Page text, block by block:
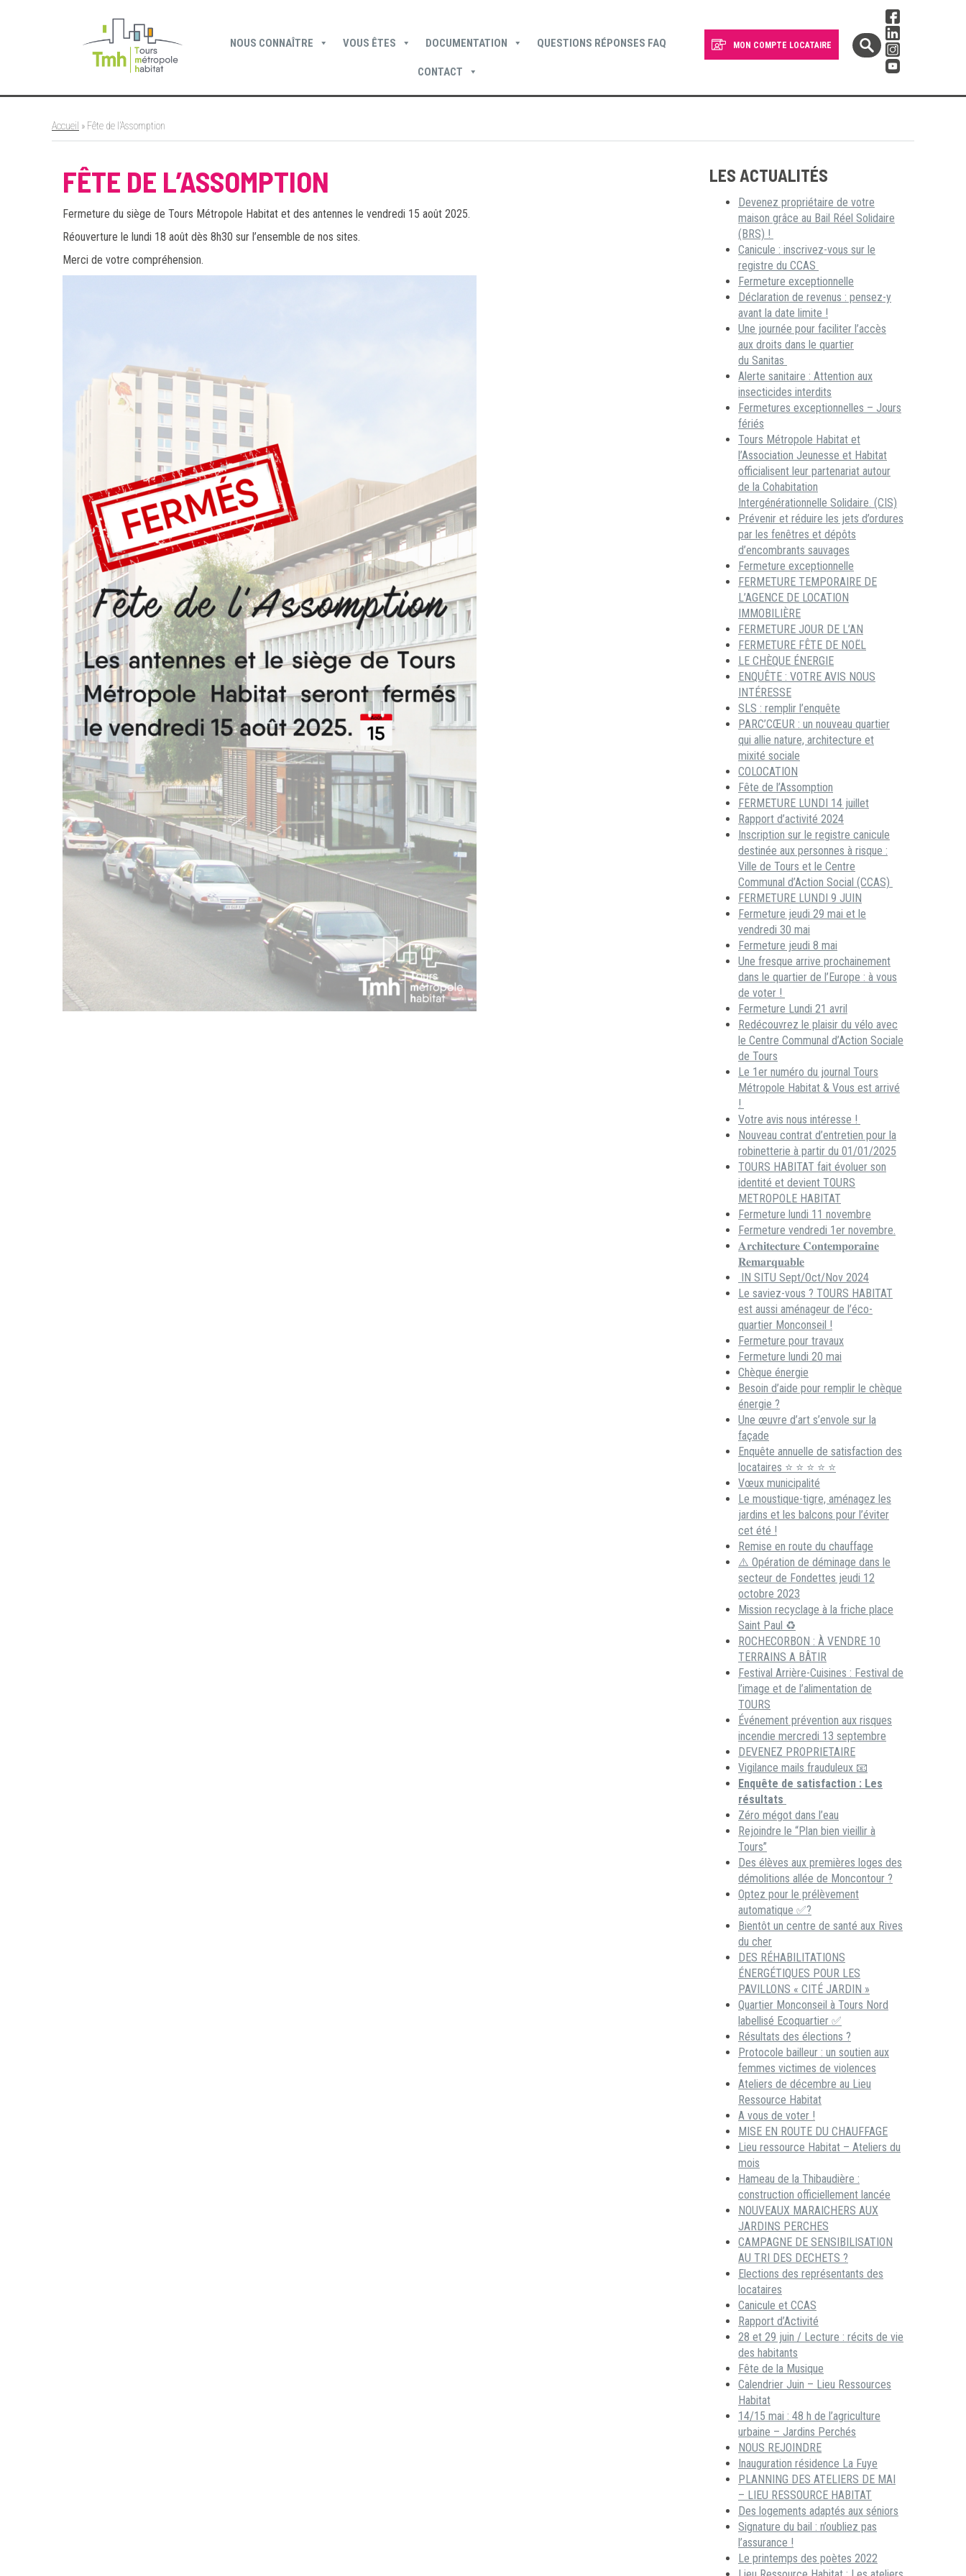
NOUS CONNAÎTRE VOUS ÊTES DOCUMENTATION QUESTIONS RÉPONSES FAQ
CONTACT
MON COMPTE LOCATAIRE
Accueil » Fête de l’Assomption
LES ACTUALITÉS
Devenez propriétaire de votre
maison grâce au Bail Réel Solidaire
(BRS) !
Canicule : inscrivez-vous sur le
registre du CCAS
Fermeture exceptionnelle
Déclaration de revenus : pensez-y
avant la date limite !
Une journée pour faciliter l’accès
aux droits dans le quartier
du Sanitas
Alerte sanitaire : Attention aux
insecticides interdits
Fermetures exceptionnelles – Jours
fériés
Tours Métropole Habitat et
l’Association Jeunesse et Habitat
officialisent leur partenariat autour
de la Cohabitation
Intergénérationnelle Solidaire. (CIS)
Prévenir et réduire les jets d’ordures
par les fenêtres et dépôts
d’encombrants sauvages
Fermeture exceptionnelle
FERMETURE TEMPORAIRE DE
L’AGENCE DE LOCATION
IMMOBILIÈRE
FERMETURE JOUR DE L’AN
FERMETURE FÊTE DE NOËL
LE CHÈQUE ÉNERGIE
ENQUÊTE : VOTRE AVIS NOUS
INTÉRESSE
SLS : remplir l’enquête
PARC’CŒUR : un nouveau quartier
qui allie nature, architecture et
mixité sociale
COLOCATION
Fête de l’Assomption
FERMETURE LUNDI 14 juillet
Rapport d’activité 2024
Inscription sur le registre canicule
destinée aux personnes à risque :
Ville de Tours et le Centre
Communal d’Action Social (CCAS)
FERMETURE LUNDI 9 JUIN
Fermeture jeudi 29 mai et le
vendredi 30 mai
Fermeture jeudi 8 mai
Une fresque arrive prochainement
dans le quartier de l’Europe : à vous
de voter !
Fermeture Lundi 21 avril
Redécouvrez le plaisir du vélo avec
le Centre Communal d’Action Sociale
de Tours
Le 1er numéro du journal Tours
Métropole Habitat & Vous est arrivé
!
Votre avis nous intéresse !
Nouveau contrat d’entretien pour la
robinetterie à partir du 01/01/2025
TOURS HABITAT fait évoluer son
identité et devient TOURS
METROPOLE HABITAT
Fermeture lundi 11 novembre
Fermeture vendredi 1er novembre.
𝐀𝐫𝐜𝐡𝐢𝐭𝐞𝐜𝐭𝐮𝐫𝐞 𝐂𝐨𝐧𝐭𝐞𝐦𝐩𝐨𝐫𝐚𝐢𝐧𝐞
𝐑𝐞𝐦𝐚𝐫𝐪𝐮𝐚𝐛𝐥𝐞
IN SITU Sept/Oct/Nov 2024
Le saviez-vous ? TOURS HABITAT
est aussi aménageur de l’éco-
quartier Monconseil !
Fermeture pour travaux
Fermeture lundi 20 mai
Chèque énergie
Besoin d’aide pour remplir le chèque
énergie ?
Une œuvre d’art s’envole sur la
façade
Enquête annuelle de satisfaction des
locataires ⭐ ⭐ ⭐ ⭐ ⭐
Vœux municipalité
Le moustique-tigre, aménagez les
jardins et les balcons pour l’éviter
cet été !
Remise en route du chauffage
⚠️ Opération de déminage dans le
secteur de Fondettes jeudi 12
octobre 2023
Mission recyclage à la friche place
Saint Paul ♻️
ROCHECORBON : À VENDRE 10
TERRAINS A BÂTIR
Festival Arrière-Cuisines : Festival de
l’image et de l’alimentation de
TOURS
Événement prévention aux risques
incendie mercredi 13 septembre
DEVENEZ PROPRIETAIRE
Vigilance mails frauduleux 📧
Enquête de satisfaction : Les
résultats
Zéro mégot dans l’eau
Rejoindre le “Plan bien vieillir à
Tours”
Des élèves aux premières loges des
démolitions allée de Moncontour ?
Optez pour le prélèvement
automatique ✅?
Bientôt un centre de santé aux Rives
du cher
DES RÉHABILITATIONS
ÉNERGÉTIQUES POUR LES
PAVILLONS « CITÉ JARDIN »
Quartier Monconseil à Tours Nord
labellisé Ecoquartier ✅
Résultats des élections ?
Protocole bailleur : un soutien aux
femmes victimes de violences
Ateliers de décembre au Lieu
Ressource Habitat
A vous de voter !
MISE EN ROUTE DU CHAUFFAGE
Lieu ressource Habitat – Ateliers du
mois
Hameau de la Thibaudière :
construction officiellement lancée
NOUVEAUX MARAICHERS AUX
JARDINS PERCHES
CAMPAGNE DE SENSIBILISATION
AU TRI DES DECHETS ?
Elections des représentants des
locataires
Canicule et CCAS
Rapport d’Activité
28 et 29 juin / Lecture : récits de vie
des habitants
Fête de la Musique
Calendrier Juin – Lieu Ressources
Habitat
14/15 mai : 48 h de l’agriculture
urbaine – Jardins Perchés
NOUS REJOINDRE
Inauguration résidence La Fuye
PLANNING DES ATELIERS DE MAI
– LIEU RESSOURCE HABITAT
Des logements adaptés aux séniors
Signature du bail : n’oubliez pas
l’assurance !
Le printemps des poètes 2022
FÊTE DE L’ASSOMPTION
Fermeture du siège de Tours Métropole Habitat et des antennes le vendredi 15 août 2025.
Réouverture le lundi 18 août dès 8h30 sur l’ensemble de nos sites.
Merci de votre compréhension.